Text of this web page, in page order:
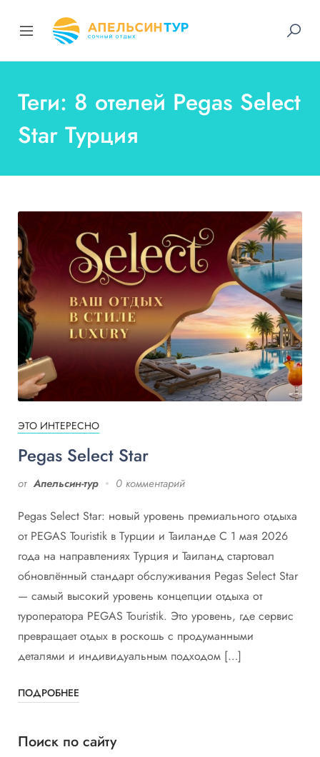
Теги: 8 отелей Pegas Select
Star Турция
ЭТО ИНТЕРЕСНО
Pegas Select Star
от Апельсин-тур 0 комментарий
Pegas Select Star: новый уровень премиального отдыха
от PEGAS Touristik в Турции и Таиланде С 1 мая 2026
года на направлениях Турция и Таиланд стартовал
обновлённый стандарт обслуживания Pegas Select Star
— самый высокий уровень концепции отдыха от
туроператора PEGAS Touristik. Это уровень, где сервис
превращает отдых в роскошь с продуманными
деталями и индивидуальным подходом […]
ПОДРОБНЕЕ
Поиск по сайту